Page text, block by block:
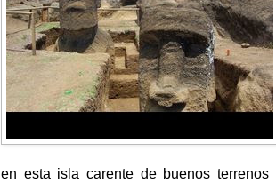
en esta isla carente de buenos